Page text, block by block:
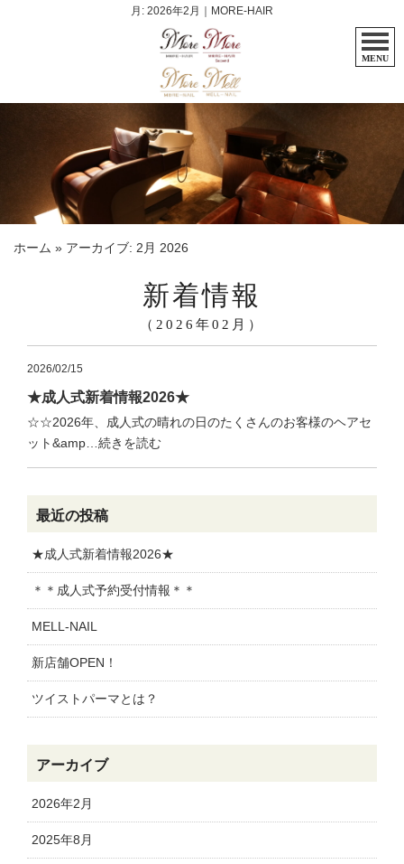
月: 2026年2月 ｜MORE-HAIR
MENU
ホーム » アーカイブ: 2月 2026
新着情報
（2026年02月）
2026/02/15
★成人式新着情報2026★
☆☆2026年、成人式の晴れの日のたくさんのお客様のヘアセ
ット&amp…続きを読む
最近の投稿
★成人式新着情報2026★
＊＊成人式予約受付情報＊＊
MELL-NAIL
新店舗OPEN！
ツイストパーマとは？
アーカイブ
2026年2月
2025年8月